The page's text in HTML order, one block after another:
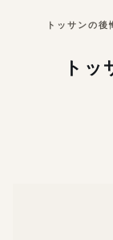
トッサンの後
ト